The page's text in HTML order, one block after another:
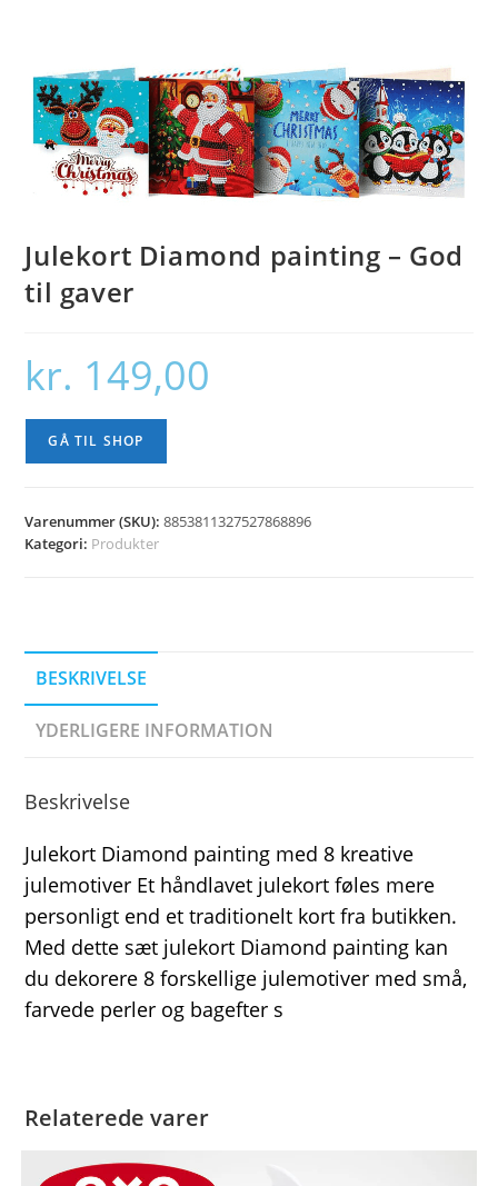
Julekort Diamond painting – God
til gaver
kr. 149,00
GÅ TIL SHOP
Varenummer (SKU):8853811327527868896
Kategori: Produkter
BESKRIVELSE
YDERLIGERE INFORMATION
Beskrivelse
Julekort Diamond painting med 8 kreative
julemotiver Et håndlavet julekort føles mere
personligt end et traditionelt kort fra butikken.
Med dette sæt julekort Diamond painting kan
du dekorere 8 forskellige julemotiver med små,
farvede perler og bagefter s
Relaterede varer